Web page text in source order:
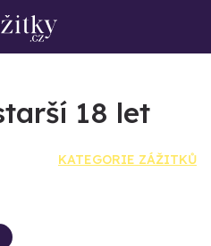
18 let
KATEGORIE ZÁŽITKŮ